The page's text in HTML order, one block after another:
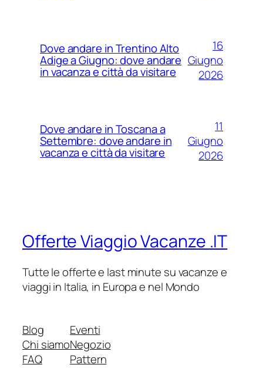
Dove andare in Trentino Alto
Adige a Giugno: dove andare
in vacanza e città da visitare
16
Giugno
2026
Dove andare in Toscana a
Settembre: dove andare in
vacanza e città da visitare
11
Giugno
2026
Offerte Viaggio Vacanze .IT
Tutte le offerte e last minute su vacanze e
viaggi in Italia, in Europa e nel Mondo
Blog
Chi siamo
FAQ
Eventi
Negozio
Pattern